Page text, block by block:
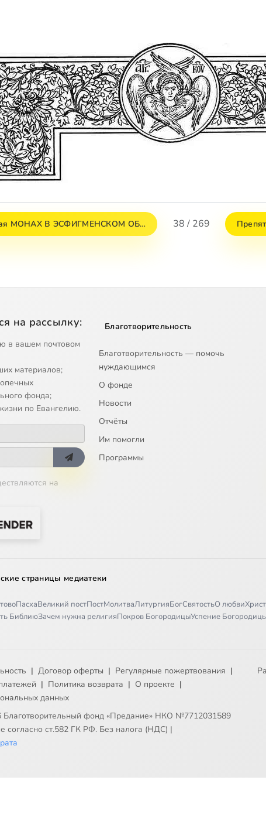
МОНАХ В ЭСФИГМЕНСКОМ ОБ… 38 / 269
на рассылку:
в вашем почтовом
материалов;
фонда;
по Евангелию.
на
Благотворительность
Благотворительность — помочь
нуждающимся
О фонде
Новости
Отчёты
Им помогли
Программы
страницы медиатеки
ПасхаВеликий постПостМолитваЛитургияБогСвятостьО любви
БиблиюЗачем нужна религияПокров БогородицыУспение
| Договор оферты | Регулярные пожертвования |
| Политика возврата | О проекте |
данных
фонд «Предание» НКО №7712031589
согласно ст.582 ГК РФ. Без налога (НДС) |